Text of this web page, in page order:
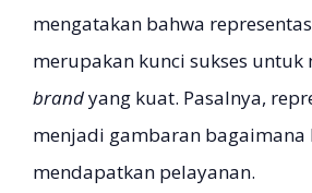
mengatakan bahwa
merupakan kunci sukses untuk
brandyang kuat. Pasalnya,
menjadi gambaran bagaimana
mendapatkan pelayanan.